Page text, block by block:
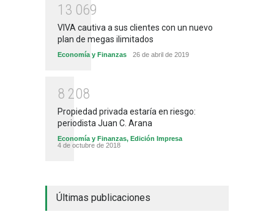
1 3 069
VIVA cautiva a sus clientes con un nuevo
plan de megas ilimitados
Economía y Finanzas 26 de abril de 2019
8 208
Propiedad privada estaría en riesgo:
periodista Juan C. Arana
Economía y Finanzas, Edición Impresa
4 de octubre de 2018
Últimas publicaciones